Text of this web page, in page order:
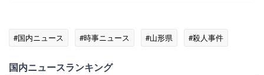
#国内ニュース #時事ニュース #山形県 #殺人事件
国内ニュースランキング